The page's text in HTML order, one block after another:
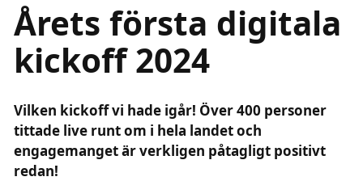
Årets första digitala
kickoff 2024
ingresstext
Vilken kickoff vi hade igår! Över 400 personer
tittade live runt om i hela landet och
engagemanget är verkligen påtagligt positivt
redan!